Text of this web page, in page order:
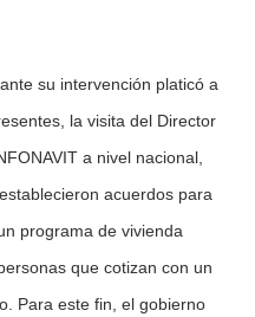
su intervención platicó a
la visita del Director
a nivel nacional,
acuerdos para
programa de vivienda
que cotizan con un
Para este fin, el gobierno